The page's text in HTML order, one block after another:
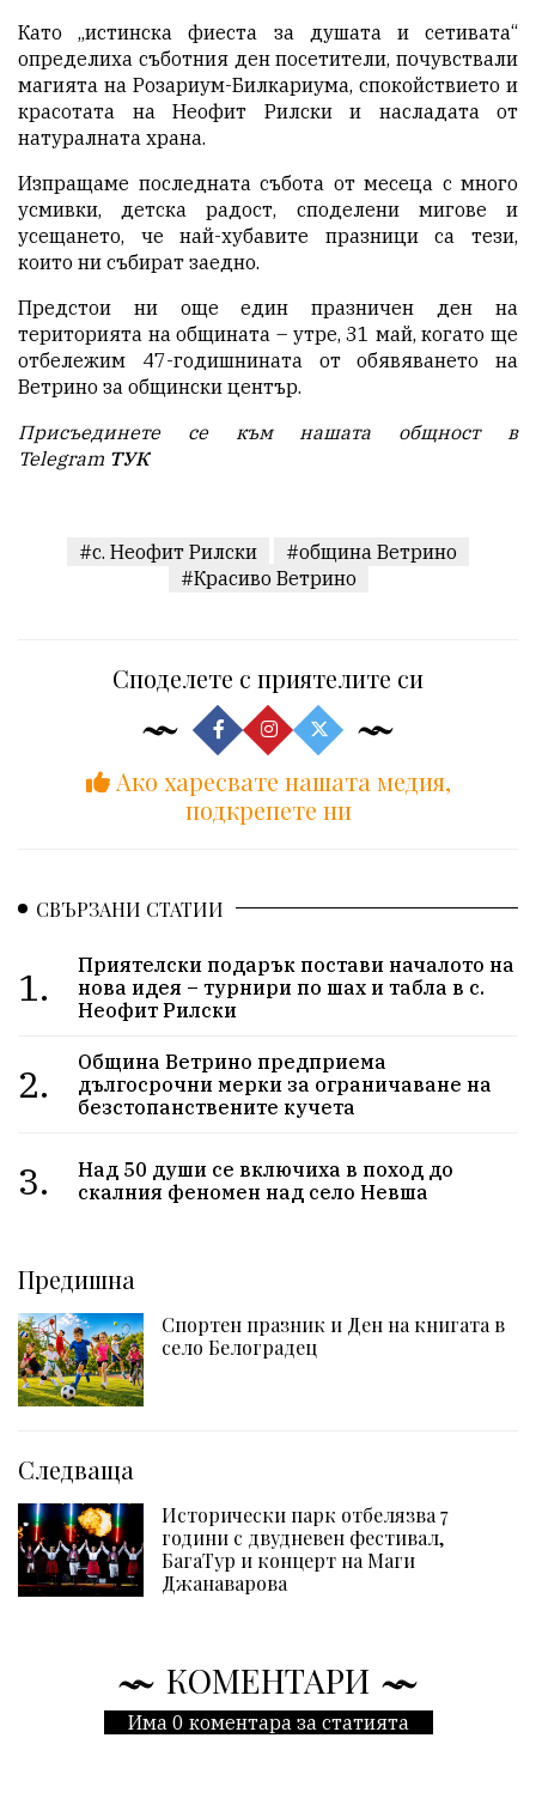
Като „истинска фиеста за душата и сетивата“
определиха съботния ден посетители, почувствали
магията на Розариум-Билкариума, спокойствието и
красотата на Неофит Рилски и насладата от
натуралната храна.
Изпращаме последната събота от месеца с много
усмивки, детска радост, споделени мигове и
усещането, че най-хубавите празници са тези,
които ни събират заедно.
Предстои ни още един празничен ден на
територията на общината – утре, 31 май, когато ще
отбележим 47-годишнината от обявяването на
Ветрино за общински център.
Присъединете се към нашата общност в
Telegram ТУК
#с. Неофит Рилски
#община Ветрино
#Красиво Ветрино
Споделете с приятелите си
Ако харесвате нашата медия,
подкрепете ни
СВЪРЗАНИ СТАТИИ
1.
Приятелски подарък постави началото на
нова идея – турнири по шах и табла в с.
Неофит Рилски
2.
Община Ветрино предприема
дългосрочни мерки за ограничаване на
безстопанствените кучета
3.
Над 50 души се включиха в поход до
скалния феномен над село Невша
Предишна
Спортен празник и Ден на книгата в
село Белоградец
Следваща
Исторически парк отбелязва 7
години с двудневен фестивал,
БагаТур и концерт на Маги
Джанаварова
КОМЕНТАРИ
Има 0 коментара за статията